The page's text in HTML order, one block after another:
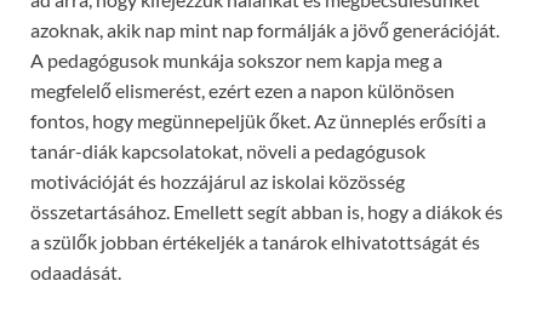
azoknak, akik nap mint nap formálják a jövő generációját.
A pedagógusok munkája sokszor nem kapja meg a
megfelelő elismerést, ezért ezen a napon különösen
fontos, hogy megünnepeljük őket. Az ünneplés erősíti a
tanár-diák kapcsolatokat, növeli a pedagógusok
motivációját és hozzájárul az iskolai közösség
összetartásához. Emellett segít abban is, hogy a diákok és
a szülők jobban értékeljék a tanárok elhivatottságát és
odaadását.